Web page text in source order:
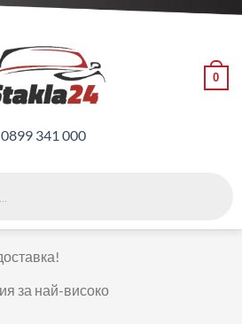
0
341 000
за най-високо